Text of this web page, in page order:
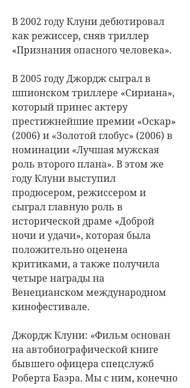
В 2002 году Клуни дебютировал
как режиссер, сняв триллер
«Признания опасного человека».
В 2005 году Джордж сыграл в
шпионском триллере «Сириана»,
который принес актеру
престижнейшие премии «Оскар»
(2006) и «Золотой глобус» (2006) в
номинации «Лучшая мужская
роль второго плана». В этом же
году Клуни выступил
продюсером, режиссером и
сыграл главную роль в
исторической драме «Доброй
ночи и удачи», которая была
положительно оценена
критиками, а также получила
четыре награды на
Венецианском международном
кинофестивале.
Джордж Клуни: «Фильм основан
на автобиографической книге
бывшего офицера спецслужб
Роберта Баэра. Мы с ним, конечно